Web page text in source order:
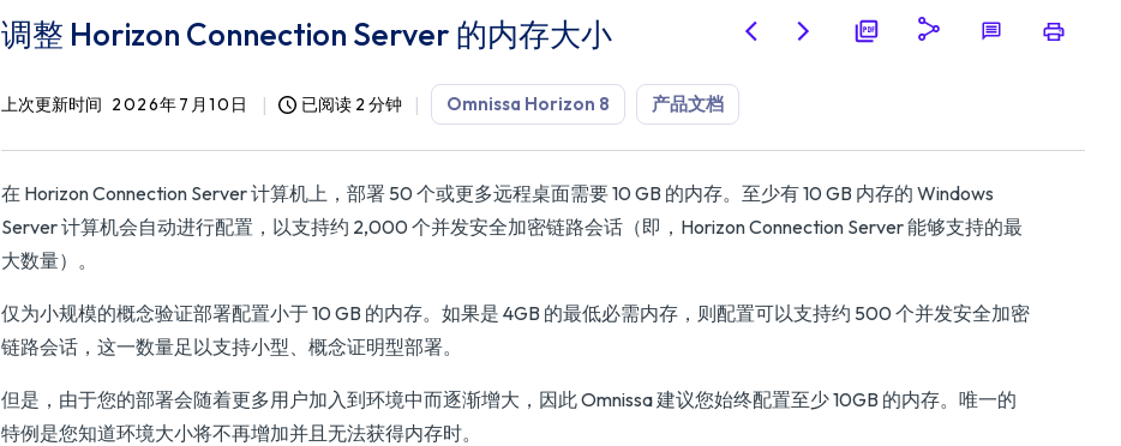
调整 Horizon Connection Server 的内存大小
上次更新时间 2026年7月10日 已阅读 2 分钟 Omnissa Horizon 8 产品文档
在 Horizon Connection Server 计算机上，部署 50 个或更多远程桌面需要 10 GB 的内存。至少有 10 GB 内存的 Windows
Server 计算机会自动进行配置，以支持约 2,000 个并发安全加密链路会话（即，Horizon Connection Server 能够支持的最
大数量）。
仅为小规模的概念验证部署配置小于 10 GB 的内存。如果是 4GB 的最低必需内存，则配置可以支持约 500 个并发安全加密
链路会话，这一数量足以支持小型、概念证明型部署。
但是，由于您的部署会随着更多用户加入到环境中而逐渐增大，因此 Omnissa 建议您始终配置至少 10GB 的内存。唯一的
特例是您知道环境大小将不再增加并且无法获得内存时。